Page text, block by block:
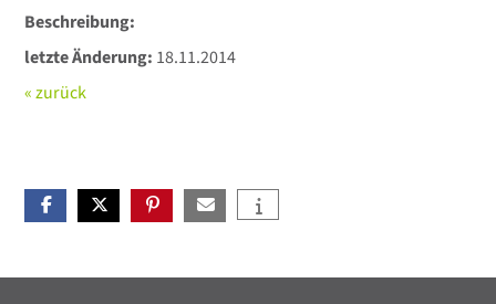
Beschreibung:
letzte Änderung: 18.11.2014
« zurück